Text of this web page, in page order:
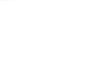
escalada, piragüismo,
y esquí acuático (a
(a menos de 10